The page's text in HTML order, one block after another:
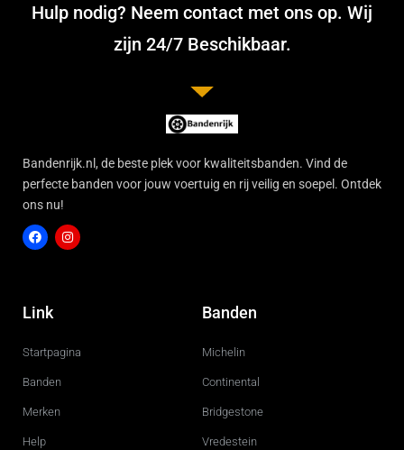
Hulp nodig? Neem contact met ons op. Wij
zijn 24/7 Beschikbaar.
Bandenrijk.nl, de beste plek voor kwaliteitsbanden. Vind de
perfecte banden voor jouw voertuig en rij veilig en soepel. Ontdek
ons nu!
c
e
o
g
r
Link
Startpagina
Banden
Merken
Help
Banden
Michelin
Continental
Bridgestone
Vredestein